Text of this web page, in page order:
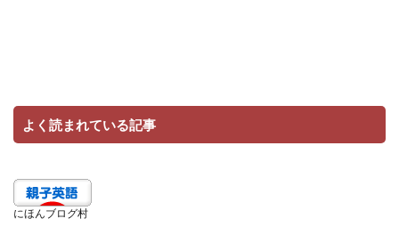
よく読まれている記事
にほんブログ村